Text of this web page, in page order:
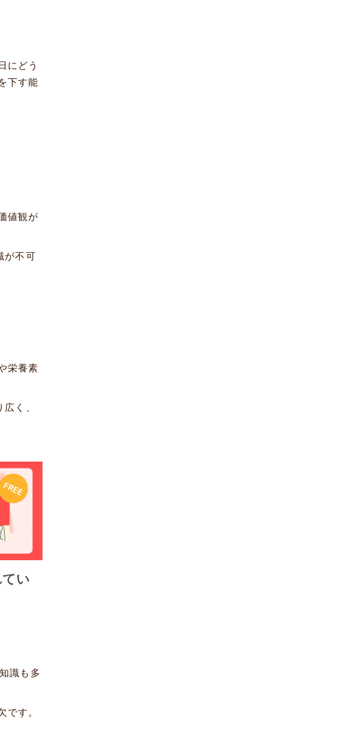
にどう
下す能
値観が
が不可
栄養素
く、
い
識も多
です。